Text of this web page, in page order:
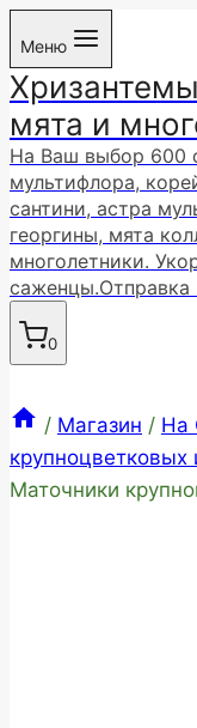
Перейти
содержимому
Меню
мята и
На Ваш выбор 600
мультифлора,
сантини, астра
георгины, мята
многолетники.
саженцы.Отправка
0
/ Магазин / На
крупноцветковых
Маточники